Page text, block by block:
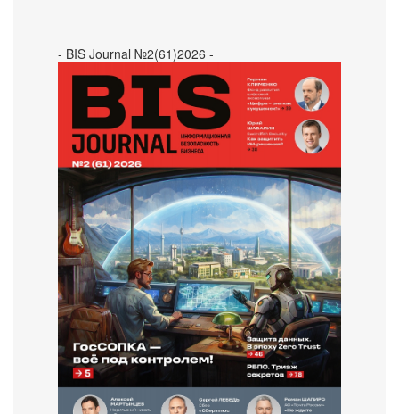
- BIS Journal №2(61)2026 -